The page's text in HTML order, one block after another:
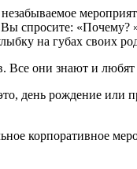
спросите:
на губах своих
Все они знают и любят
день рождение
корпоративное